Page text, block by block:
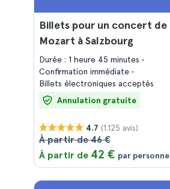
Billets pour un concert de
Mozart à Salzbourg
Durée : 1 heure 45 minutes
Confirmation immédiate
Billets électroniques acceptés
Annulation gratuite
4.7 (1.125 avis)
À partir de 46 €
À partir de 42 € par personne